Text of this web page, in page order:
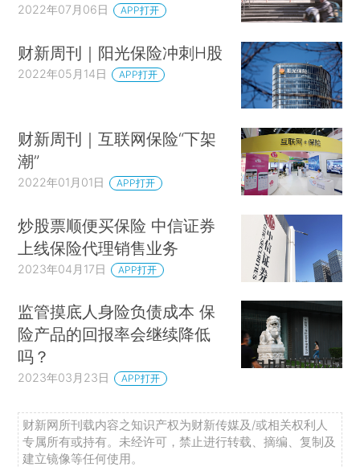
2022年07月06日 APP打开
财新周刊｜阳光保险冲刺H股
2022年05月14日 APP打开
财新周刊｜互联网保险“下架
潮”
2022年01月01日 APP打开
炒股票顺便买保险 中信证券
上线保险代理销售业务
2023年04月17日 APP打开
监管摸底人身险负债成本 保
险产品的回报率会继续降低
吗？
2023年03月23日 APP打开
财新网所刊载内容之知识产权为财新传媒及/或相关权利人
专属所有或持有。未经许可，禁止进行转载、摘编、复制及
建立镜像等任何使用。